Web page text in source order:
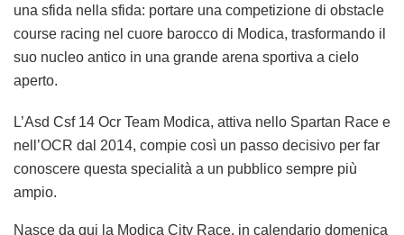
una sfida nella sfida: portare una competizione di obstacle
course racing nel cuore barocco di Modica, trasformando il
suo nucleo antico in una grande arena sportiva a cielo
aperto.
L’Asd Csf 14 Ocr Team Modica, attiva nello Spartan Race e
nell’OCR dal 2014, compie così un passo decisivo per far
conoscere questa specialità a un pubblico sempre più
ampio.
Nasce da qui la Modica City Race, in calendario domenica